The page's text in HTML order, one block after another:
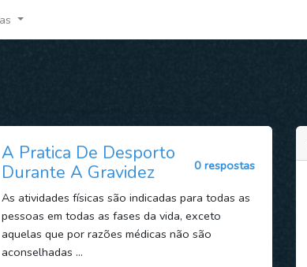
A Pratica De Desporto
Durante A Gravidez
0 respostas
As atividades físicas são indicadas para todas as
pessoas em todas as fases da vida, exceto
aquelas que por razões médicas não são
aconselhadas ...